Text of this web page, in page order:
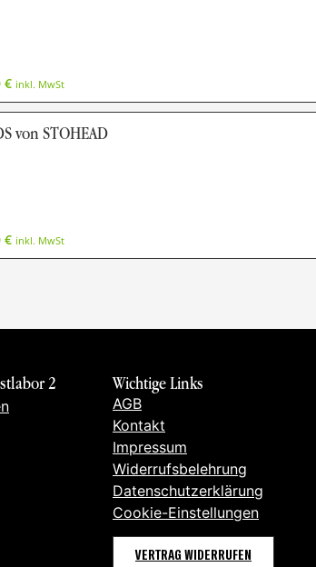
€ inkl. MwSt
von STOHEAD
€ inkl. MwSt
2 Wichtige Links
AGB
Kontakt
Impressum
Widerrufsbelehrung
Datenschutzerklärung
Cookie-Einstellungen
VERTRAG WIDERRUFEN